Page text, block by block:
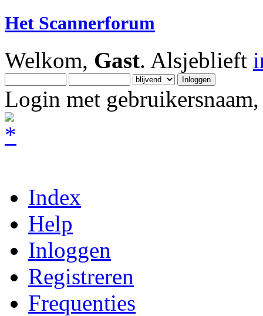
Het Scannerforum
Welkom, Gast. Alsjeblieft
Login met
Index
Help
Inloggen
Registreren
Frequenties